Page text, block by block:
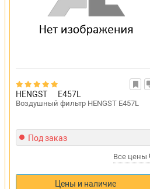
HENGST E457L
Воздушный фильтр HENGST E457L
Под заказ
Все цены
Цены и наличие